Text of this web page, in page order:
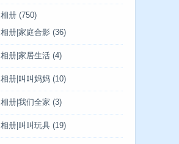
相册 (750)
相册|家庭合影 (36)
相册|家居生活 (4)
相册|叫叫妈妈 (10)
相册|我们全家 (3)
相册|叫叫玩具 (19)